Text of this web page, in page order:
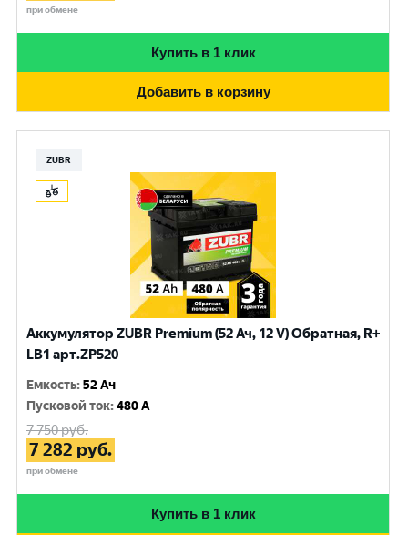
при обмене
Купить в 1 клик
Добавить в корзину
ZUBR
Аккумулятор ZUBR Premium (52 Ач, 12 V) Обратная, R+
LB1 арт.ZP520
Емкость:52 Ач
Пусковой ток:480 A
7 750руб.
7 282 руб.
при обмене
Купить в 1 клик